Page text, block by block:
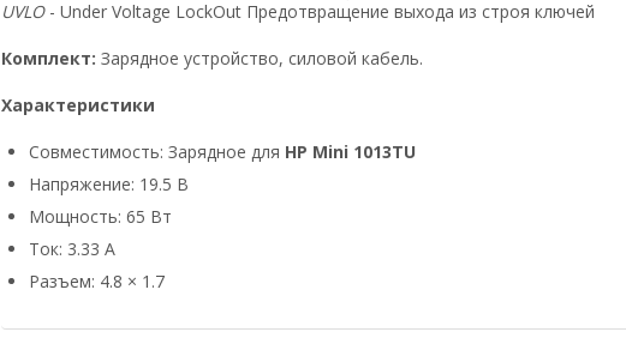
UVLO- Under Voltage LockOut Предотвращение выхода из строя ключей
Комплект: Зарядное устройство, силовой кабель.
Характеристики
Совместимость: Зарядное для HP Mini 1013TU
Напряжение: 19.5 В
Мощность: 65 Вт
Ток: 3.33 А
Разъем: 4.8 × 1.7